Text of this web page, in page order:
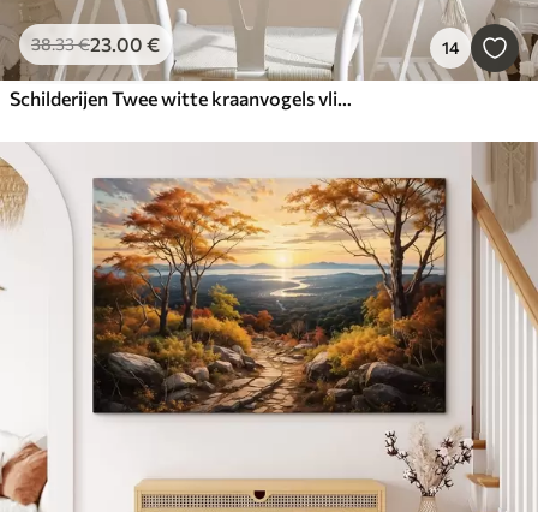
38.33€23.00 € 14
Schilderijen Twee witte kraanvogels vliegen tussen de bloeiende kersenbloesembomen tegen een roze ondergaande zon